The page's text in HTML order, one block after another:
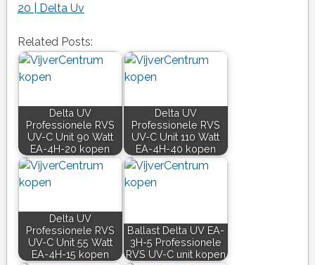
20 | Delta Uv
Related Posts:
Delta UV
Professionele RVS
UV-C Unit 90 Watt
EA-4H-20 kopen
Delta UV
Professionele RVS
UV-C Unit 110 Watt
EA-4H-40 kopen
Delta UV
Professionele RVS
UV-C Unit 55 Watt
EA-4H-15 kopen
Ballast Delta UV EA-
3H-5 Professionele
RVS UV-C unit kopen